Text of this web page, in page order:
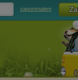
zapomniałem